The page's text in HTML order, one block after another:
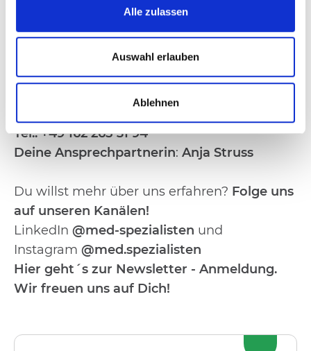
Alle zulassen
Auswahl erlauben
Ablehnen
Kund:innen und Mitarbeiter:innen
ermöglichen es uns, beide Seiten erfolgreich
Dein Weg zu uns:
Tel.: +49 162 265 31 94
Deine Ansprechpartnerin: Anja Struss
Du willst mehr über uns erfahren? Folge uns
auf unseren Kanälen!
LinkedIn @med-spezialisten und
Instagram @med.spezialisten
Hier geht´s zur Newsletter - Anmeldung.
Wir freuen uns auf Dich!